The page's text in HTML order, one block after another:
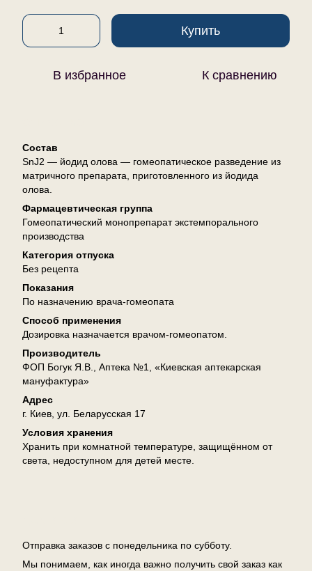
Купить
В избранное К сравнению
Состав
SnJ2 — йодид олова — гомеопатическое разведение из
матричного препарата, приготовленного из йодида
олова.
Фармацевтическая группа
Гомеопатический монопрепарат экстемпорального
производства
Категория отпуска
Без рецепта
Показания
По назначению врача-гомеопата
Способ применения
Дозировка назначается врачом-гомеопатом.
Производитель
ФОП Богук Я.В., Аптека №1, «Киевская аптекарская
мануфактура»
Адрес
г. Киев, ул. Беларусская 17
Условия хранения
Хранить при комнатной температуре, защищённом от
света, недоступном для детей месте.
Отправка заказов с понедельника по субботу.
Мы понимаем, как иногда важно получить свой заказ как